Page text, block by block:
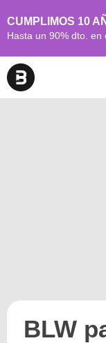
CUMPLIMOS 10
Hasta un 90% dto. en
BLW